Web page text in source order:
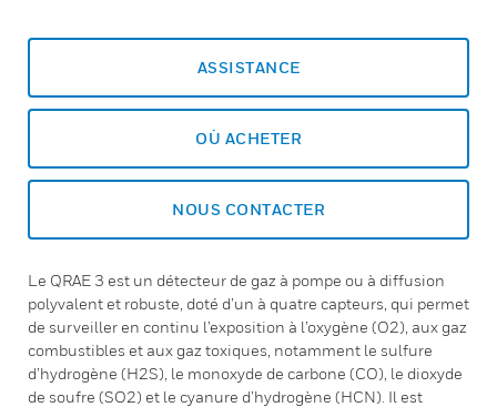
ASSISTANCE
OÙ ACHETER
NOUS CONTACTER
Le QRAE 3 est un détecteur de gaz à pompe ou à diffusion
polyvalent et robuste, doté d’un à quatre capteurs, qui permet
de surveiller en continu l’exposition à l’oxygène (O2), aux gaz
combustibles et aux gaz toxiques, notamment le sulfure
d’hydrogène (H2S), le monoxyde de carbone (CO), le dioxyde
de soufre (SO2) et le cyanure d’hydrogène (HCN). Il est